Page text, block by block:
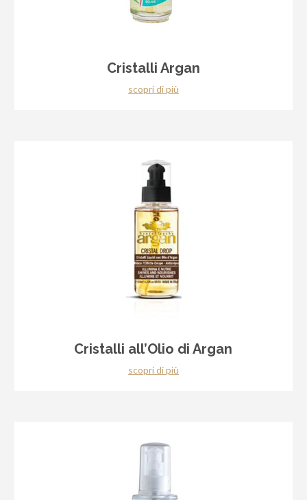
Cristalli Argan
scopri di più
Cristalli all’Olio di Argan
scopri di più